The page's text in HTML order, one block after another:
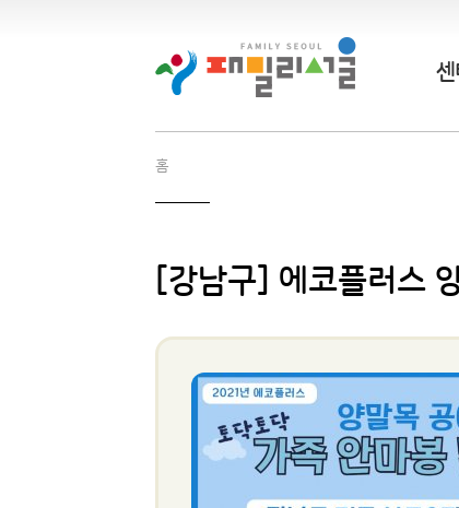
센
홈
[강남구] 에코플러스